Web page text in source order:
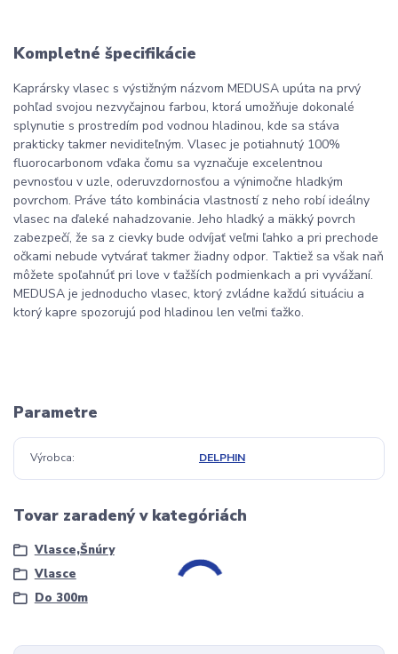
Kompletné špecifikácie
Kaprársky vlasec s výstižným názvom MEDUSA upúta na prvý
pohľad svojou nezvyčajnou farbou, ktorá umožňuje dokonalé
splynutie s prostredím pod vodnou hladinou, kde sa stáva
prakticky takmer neviditeľným. Vlasec je potiahnutý 100%
fluorocarbonom vďaka čomu sa vyznačuje excelentnou
pevnosťou v uzle, oderuvzdornosťou a výnimočne hladkým
povrchom. Práve táto kombinácia vlastností z neho robí ideálny
vlasec na ďaleké nahadzovanie. Jeho hladký a mäkký povrch
zabezpečí, že sa z cievky bude odvíjať veľmi ľahko a pri prechode
očkami nebude vytvárať takmer žiadny odpor. Taktiež sa však naň
môžete spoľahnúť pri love v ťažších podmienkach a pri vyvážaní.
MEDUSA je jednoducho vlasec, ktorý zvládne každú situáciu a
ktorý kapre spozorujú pod hladinou len veľmi ťažko.
Parametre
Výrobca DELPHIN
Tovar zaradený v kategóriách
Vlasce,Šnúry
Vlasce
Do 300m